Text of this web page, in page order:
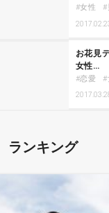
女性
お花見
女性…
恋愛
ランキング